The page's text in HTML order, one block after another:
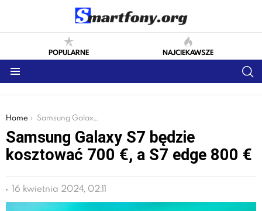
POPULARNE NAJCIEKAWSZE
You are here:
Home Samsung Galaxy S7 będzie kosztować 700 €, a S7 edge 800 €
Samsung Galaxy S7 będzie
kosztować 700 €, a S7 edge 800 €
16 kwietnia 2024, 02:11